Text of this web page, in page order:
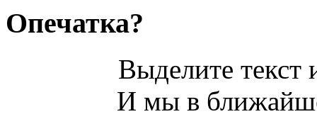
Опечатка?
Выделите
И мы в